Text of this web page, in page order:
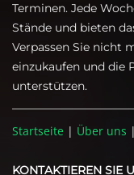
Terminen. Jede
Stände und bieten
Verpassen Sie nicht
einzukaufen und die
unterstützen.
Startseite | Über uns |
KONTAKTIEREN SIE